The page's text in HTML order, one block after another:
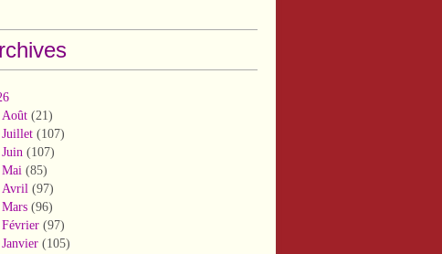
Août (21)
Juillet (107)
Juin (107)
Mai (85)
Avril (97)
Mars (96)
Février (97)
Janvier (105)